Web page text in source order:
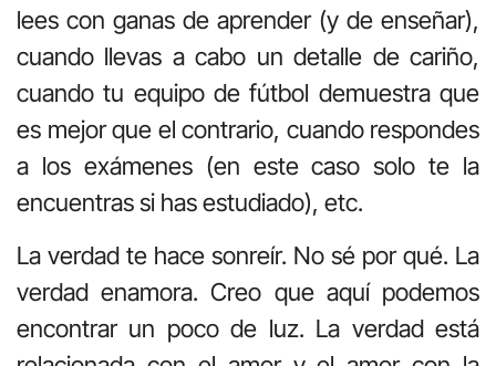
lees con ganas de aprender (y de enseñar),
cuando llevas a cabo un detalle de cariño,
cuando tu equipo de fútbol demuestra que
es mejor que el contrario, cuando respondes
a los exámenes (en este caso solo te la
encuentras si has estudiado), etc.
La verdad te hace sonreír. No sé por qué. La
verdad enamora. Creo que aquí podemos
encontrar un poco de luz. La verdad está